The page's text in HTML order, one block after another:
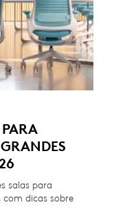
salas para
com dicas sobre